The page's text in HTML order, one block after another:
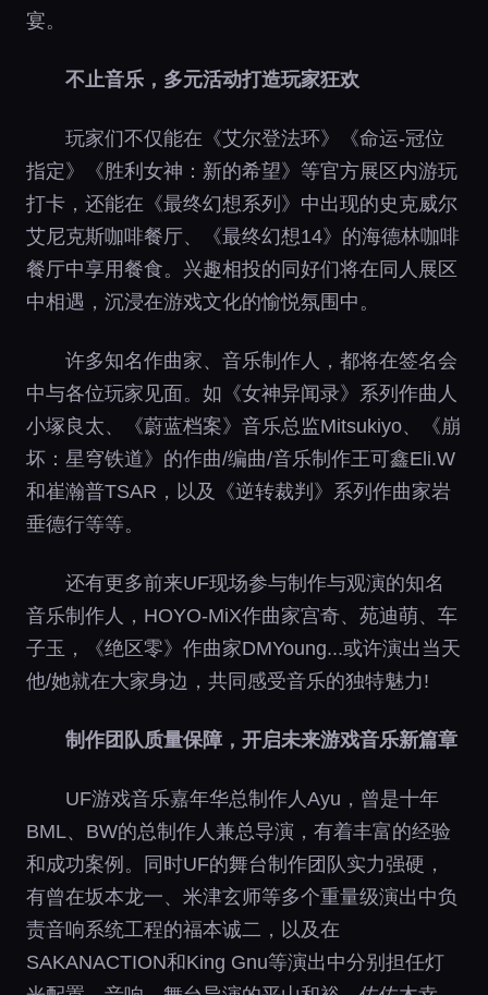
宴。
不止音乐，多元活动打造玩家狂欢
玩家们不仅能在《艾尔登法环》《命运-冠位
指定》《胜利女神：新的希望》等官方展区内游玩
打卡，还能在《最终幻想系列》中出现的史克威尔
艾尼克斯咖啡餐厅、《最终幻想14》的海德林咖啡
餐厅中享用餐食。兴趣相投的同好们将在同人展区
中相遇，沉浸在游戏文化的愉悦氛围中。
许多知名作曲家、音乐制作人，都将在签名会
中与各位玩家见面。如《女神异闻录》系列作曲人
小塚良太、《蔚蓝档案》音乐总监Mitsukiyo、《崩
坏：星穹铁道》的作曲/编曲/音乐制作王可鑫Eli.W
和崔瀚普TSAR，以及《逆转裁判》系列作曲家岩
垂德行等等。
还有更多前来UF现场参与制作与观演的知名
音乐制作人，HOYO-MiX作曲家宫奇、苑迪萌、车
子玉，《绝区零》作曲家DMYoung...或许演出当天
他/她就在大家身边，共同感受音乐的独特魅力!
制作团队质量保障，开启未来游戏音乐新篇章
UF游戏音乐嘉年华总制作人Ayu，曾是十年
BML、BW的总制作人兼总导演，有着丰富的经验
和成功案例。同时UF的舞台制作团队实力强硬，
有曾在坂本龙一、米津玄师等多个重量级演出中负
责音响系统工程的福本诚二，以及在
SAKANACTION和King Gnu等演出中分别担任灯